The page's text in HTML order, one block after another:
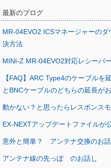
最新のブログ
MR-04EVO2 ICSマネージャーの
決方法
MINI-Z MR-04EVO2対応レシーバ
【FAQ】ARC Type4のケーブルを
とBNCケーブルのどちらの延長が
動かない？と思ったらレスポンス
EX-NEXTアップデートファイルが
意外と簡単？ アンテナ交換のお
アンテナ線の先っぽ のお話し